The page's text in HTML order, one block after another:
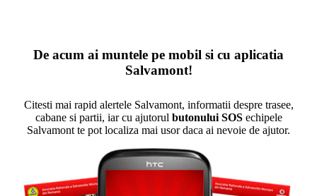
De acum ai muntele pe mobil si cu aplicatia
Salvamont!
Citesti mai rapid alertele Salvamont, informatii despre trasee,
cabane si partii, iar cu ajutorul butonului SOSechipele
Salvamont te pot localiza mai usor daca ai nevoie de ajutor.